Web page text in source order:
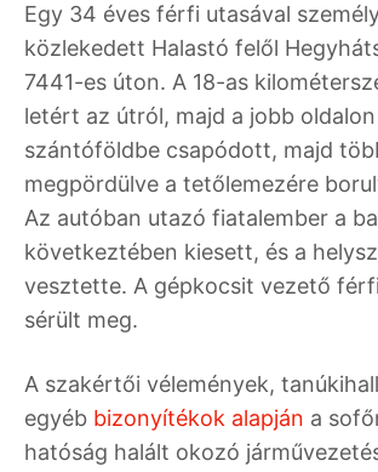
Egy 34 éves férfi utasával
közlekedett Halastó felől
7441-es úton. A 18-as
letért az útról, majd a jobb
szántóföldbe csapódott, majd
megpördülve a tetőlemezére
Az autóban utazó fiatalember a
következtében kiesett, és a
vesztette. A gépkocsit vezető
sérült meg.
A szakértői vélemények,
egyéb bizonyítékok alapján a
hatóság halált okozó